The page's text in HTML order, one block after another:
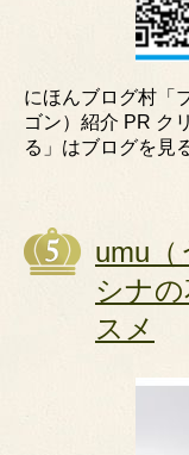
にほんブログ村「
ゴン）紹介 PR ク
る」はブログを見
umu（
シナ
スメ